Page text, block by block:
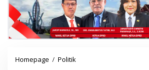
Homepage / Politik